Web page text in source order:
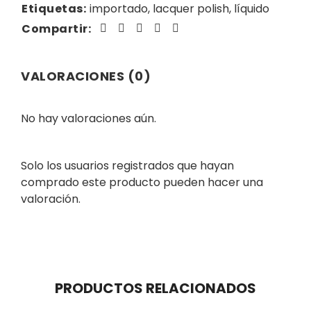
Etiquetas: importado, lacquer polish, líquido
Compartir:
VALORACIONES (0)
No hay valoraciones aún.
Solo los usuarios registrados que hayan
comprado este producto pueden hacer una
valoración.
PRODUCTOS RELACIONADOS